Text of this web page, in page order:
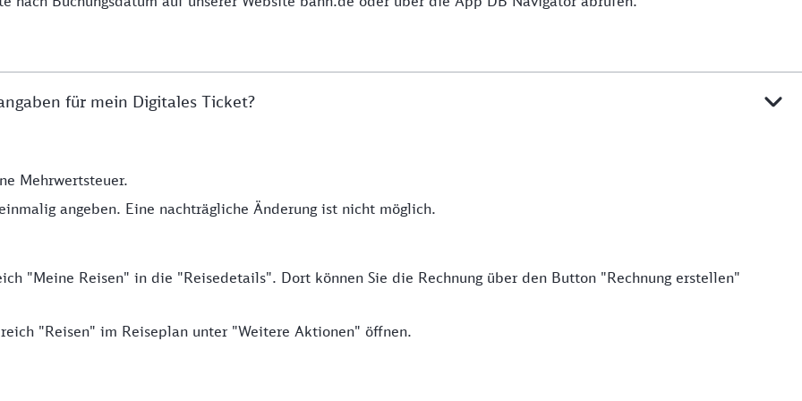
für mein Digitales Ticket?
Mehrwertsteuer.
angeben. Eine nachträgliche Änderung ist nicht möglich.
"Meine Reisen" in die "Reisedetails". Dort können Sie die Rechnung über den Button "Rechnung erstellen"
"Reisen" im Reiseplan unter "Weitere Aktionen" öffnen.